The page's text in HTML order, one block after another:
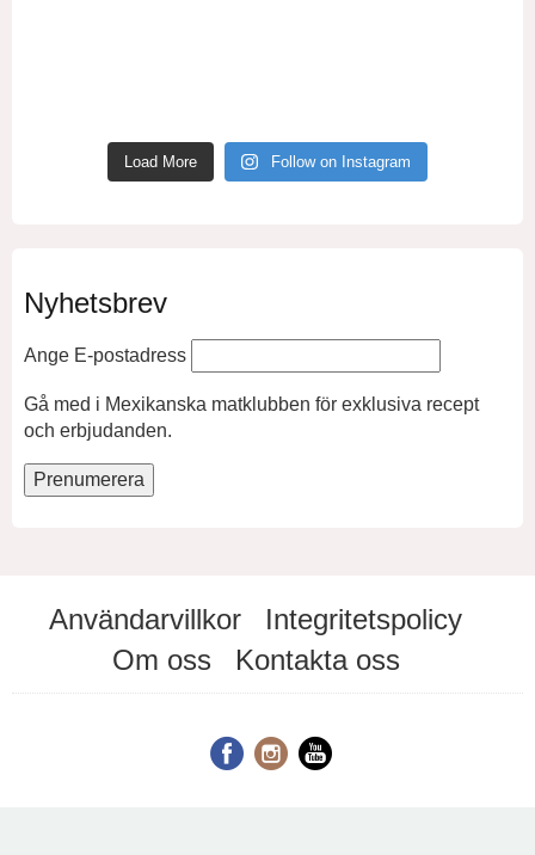
Load More Follow on Instagram
Nyhetsbrev
Ange E-postadress
Gå med i Mexikanska matklubben för exklusiva recept
och erbjudanden.
Användarvillkor
Integritetspolicy
Om oss
Kontakta oss